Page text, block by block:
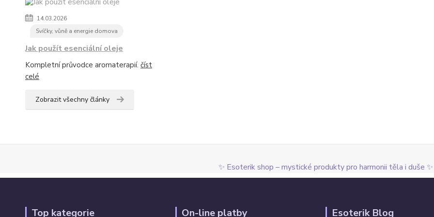
14.03.2026
Svíčky, vůně a energie domova
Jak použít esenciální oleje
Kompletní průvodce aromaterapií. číst
celé
Zobrazit všechny články
✨ Esoterik shop – mystické produkty pro harmonii těla i duše ✨
Top kategorie On-line platby Esoterik Blog